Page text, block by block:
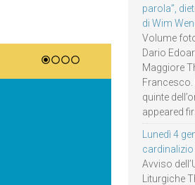
parola”,
di Wim
Volume
Dario
Maggiore
Francesco.
quinte
appeared
Lunedì 4
cardinalizio
Avviso
Liturgiche